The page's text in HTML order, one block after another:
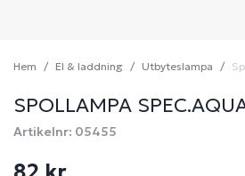
Hem El & laddning Utbyteslampa
SPOLLAMPA
Artikelnr: 05455